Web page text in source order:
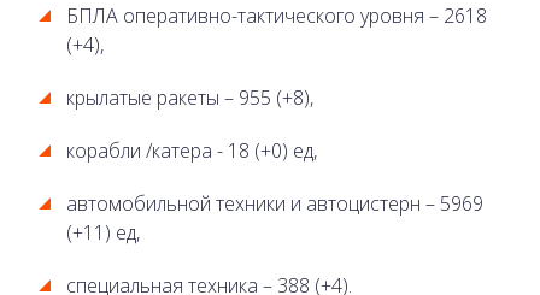
БПЛА оперативно-тактического уровня – 2618
(+4),
крылатые ракеты – 955 (+8),
корабли /катера - 18 (+0) ед,
автомобильной техники и автоцистерн – 5969
(+11) ед,
специальная техника – 388 (+4).